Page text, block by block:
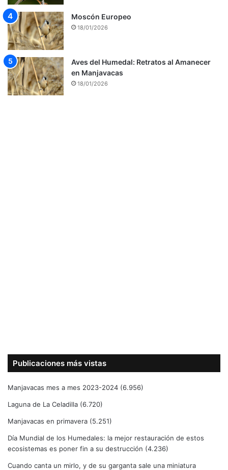
Moscón Europeo
18/01/2026
Aves del Humedal: Retratos al Amanecer
en Manjavacas
18/01/2026
Publicaciones más vistas
Manjavacas mes a mes 2023-2024 (6.956)
Laguna de La Celadilla (6.720)
Manjavacas en primavera (5.251)
Día Mundial de los Humedales: la mejor restauración de estos
ecosistemas es poner fin a su destrucción (4.236)
Cuando canta un mirlo, y de su garganta sale una miniatura